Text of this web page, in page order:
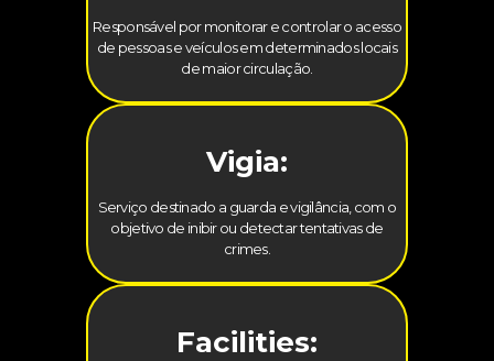
Responsável por monitorar e controlar o acesso
de pessoas e veículos em determinados locais
de maior circulação.
Vigia:
Serviço destinado a guarda e vigilância, com o
objetivo de inibir ou detectar tentativas de
crimes.
Facilities: